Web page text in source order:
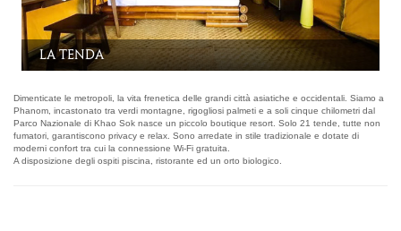
La tenda
Dimenticate le metropoli, la vita frenetica delle grandi città asiatiche e occidentali. Siamo a
Phanom, incastonato tra verdi montagne, rigogliosi palmeti e a soli cinque chilometri dal
Parco Nazionale di Khao Sok nasce un piccolo boutique resort. Solo 21 tende, tutte non
fumatori, garantiscono privacy e relax. Sono arredate in stile tradizionale e dotate di
moderni confort tra cui la connessione Wi-Fi gratuita.
A disposizione degli ospiti piscina, ristorante ed un orto biologico.